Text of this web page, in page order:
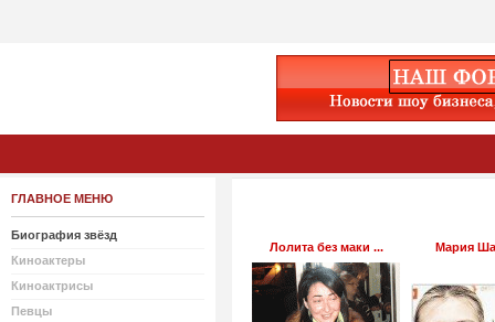
ГЛАВНОЕ МЕНЮ
Биография звёзд
Киноактеры
Киноактрисы
Певцы
Лолита без маки ... Мария